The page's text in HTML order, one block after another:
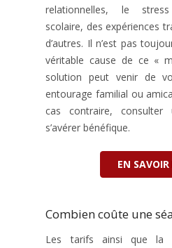
relationnelles, le
scolaire, des expériences
d’autres. Il n’est pas
véritable cause de ce «
solution peut venir de
entourage familial ou
cas contraire, consulter
s’avérer bénéfique.
EN SAVOIR
Combien coûte une
Les tarifs ainsi que la